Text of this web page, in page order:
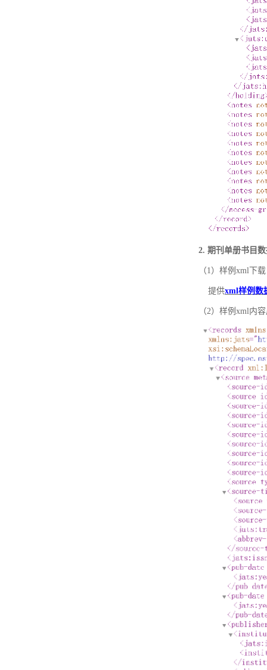
2. 期刊单册书目
（1）样例xml下载
提供xml样例数
（2）样例xml内